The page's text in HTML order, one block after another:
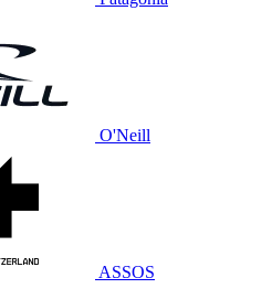
O'Neill
ASSOS